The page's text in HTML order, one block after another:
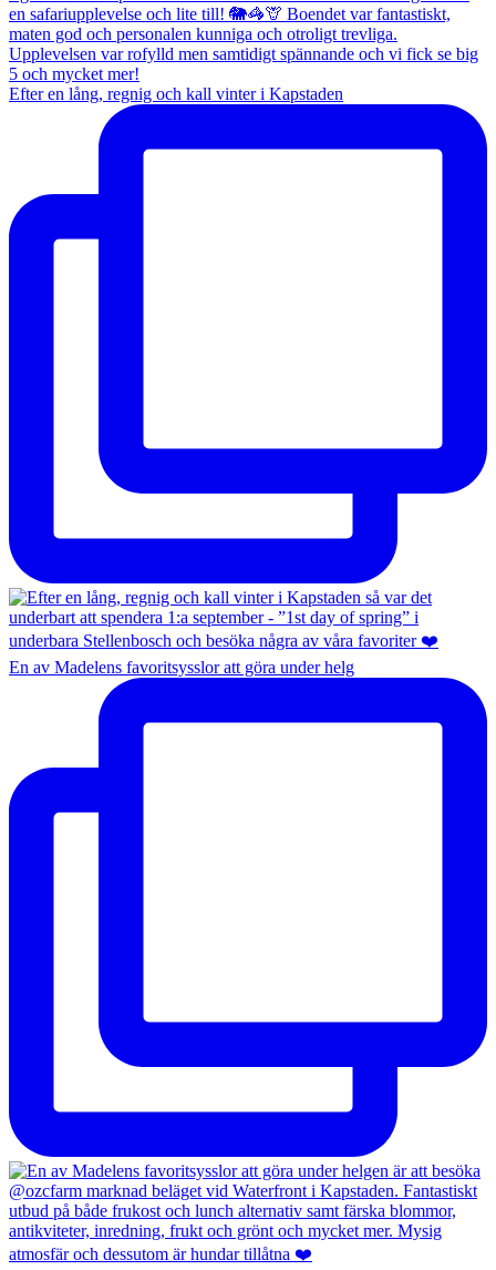
Efter en lång, regnig och kall vinter i Kapstaden
En av Madelens favoritsysslor att göra under helg